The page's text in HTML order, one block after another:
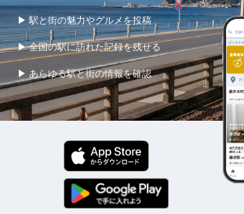
▶ 駅と街の魅力やグルメを投稿
▶ 全国の駅に訪れた記録を残せる
▶ あらゆる駅と街の情報を確認